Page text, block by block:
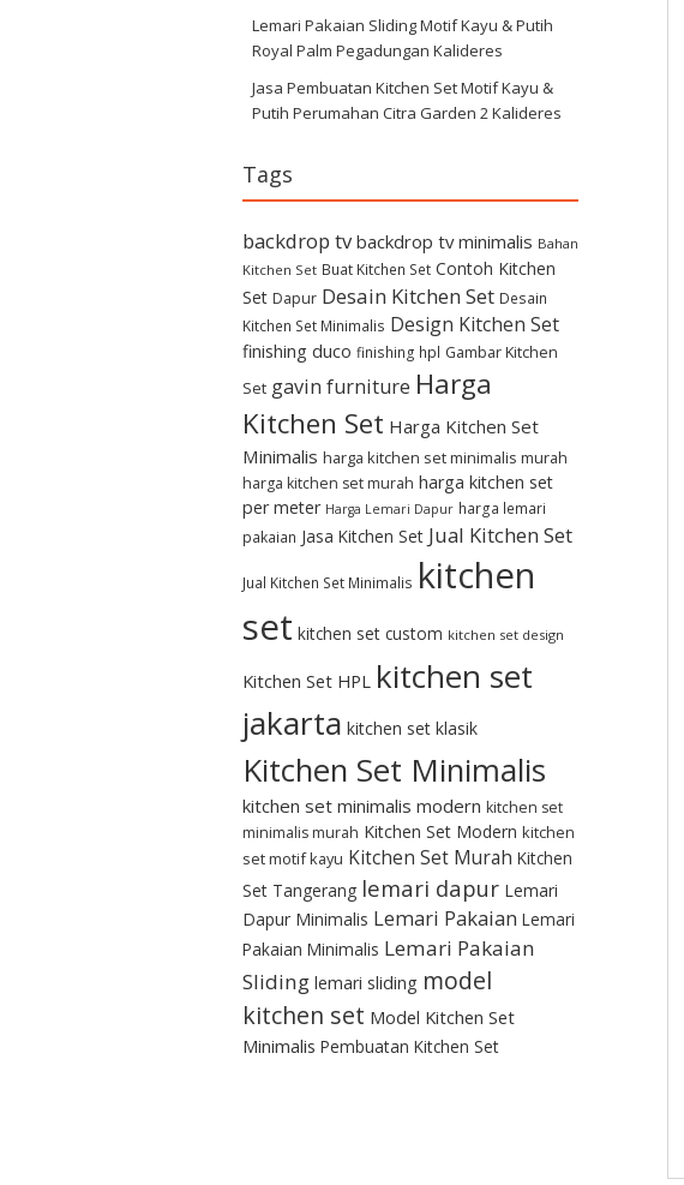
Lemari Pakaian Sliding Motif Kayu & Putih
Royal Palm Pegadungan Kalideres
Jasa Pembuatan Kitchen Set Motif Kayu &
Putih Perumahan Citra Garden 2 Kalideres
Tags
backdrop tv backdrop tv minimalis Bahan
Kitchen Set Buat Kitchen Set Contoh Kitchen
Set Dapur Desain Kitchen Set Desain
Kitchen Set Minimalis Design Kitchen Set
finishing duco finishing hpl Gambar Kitchen
Set gavin furniture Harga
Kitchen Set Harga Kitchen Set
Minimalis harga kitchen set minimalis murah
harga kitchen set murah harga kitchen set
per meter Harga Lemari Dapur harga lemari
pakaian Jasa Kitchen Set Jual Kitchen Set
Jual Kitchen Set Minimalis kitchen
set kitchen set custom kitchen set design
Kitchen Set HPL kitchen set
jakarta kitchen set klasik
Kitchen Set Minimalis
kitchen set minimalis modern kitchen set
minimalis murah Kitchen Set Modern kitchen
set motif kayu Kitchen Set Murah Kitchen
Set Tangerang lemari dapur Lemari
Dapur Minimalis Lemari Pakaian Lemari
Pakaian Minimalis Lemari Pakaian
Sliding lemari sliding model
kitchen set Model Kitchen Set
Minimalis Pembuatan Kitchen Set